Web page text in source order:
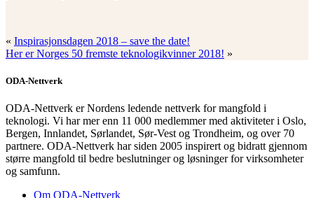
« Inspirasjonsdagen 2018 – save the date!
Her er Norges 50 fremste teknologikvinner 2018! »
ODA-Nettverk
ODA-Nettverk er Nordens ledende nettverk for mangfold i
teknologi. Vi har mer enn 11 000 medlemmer med aktiviteter i Oslo,
Bergen, Innlandet, Sørlandet, Sør-Vest og Trondheim, og over 70
partnere. ODA-Nettverk har siden 2005 inspirert og bidratt gjennom
større mangfold til bedre beslutninger og løsninger for virksomheter
og samfunn.
Om ODA-Nettverk